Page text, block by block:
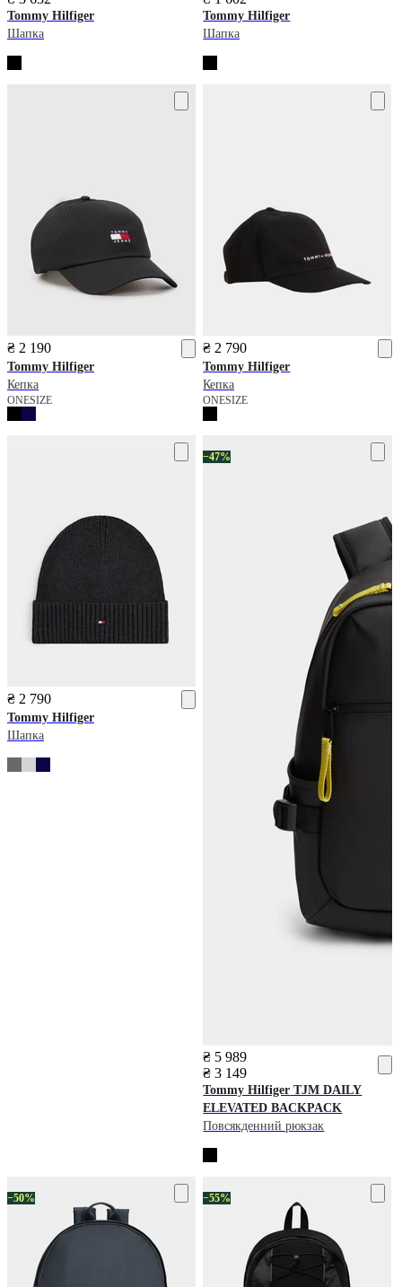
Tommy Hilfiger
Шапка
Tommy Hilfiger
Шапка
₴ 2 190
Tommy Hilfiger
Кепка
ONESIZE
₴ 2 790
Tommy Hilfiger
Кепка
ONESIZE
₴ 2 790
Tommy Hilfiger
Шапка
−47%
₴ 5 989
₴ 3 149
Tommy Hilfiger TJM DAILY
ELEVATED BACKPACK
Повсякденний рюкзак
−50% −55%